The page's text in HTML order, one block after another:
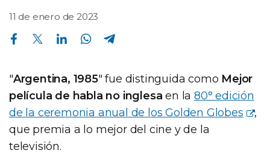
11 de enero de 2023
Compartir en Facebook Compartir en Twitter Compartir en Linkedin Compartir en Whatsapp
"Argentina, 1985" fue distinguida como Mejor
película de habla no inglesa en la80° edición
de la ceremonia anual de los Golden Globes
,
que premia a lo mejor del cine y de la
televisión.